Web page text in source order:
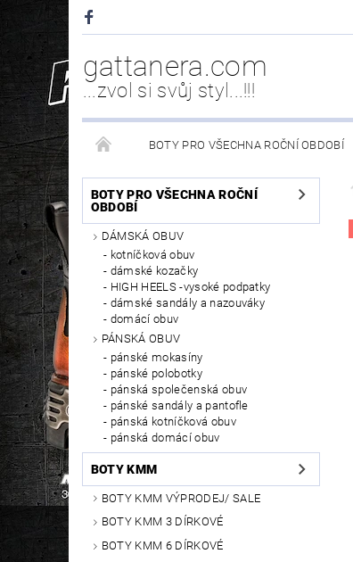
gattanera.com
...zvol si svůj styl...!!!
BOTY PRO VŠECHNA ROČNÍ OBDOBÍ
NEW ROCK DOPLŇKY/NÁHRADNÍ DÍLY
PÉČE O OBUV
BOTY PRO VŠECHNA ROČNÍ
OBDOBÍ
DÁMSKÁ OBUV
kotníčková obuv
dámské kozačky
HIGH HEELS -vysoké podpatky
dámské sandály a nazouváky
domácí obuv
PÁNSKÁ OBUV
pánské mokasíny
pánské polobotky
pánská společenská obuv
pánské sandály a pantofle
pánská kotníčková obuv
pánská domácí obuv
BOTY KMM
BOTY KMM VÝPRODEJ/ SALE
BOTY KMM 3 DÍRKOVÉ
BOTY KMM 6 DÍRKOVÉ